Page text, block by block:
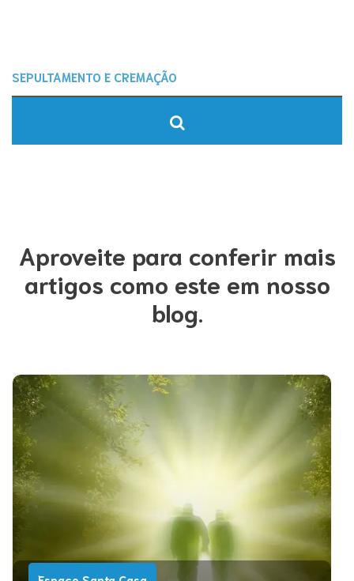
Aproveite para conferir mais
artigos como este em nosso
blog.